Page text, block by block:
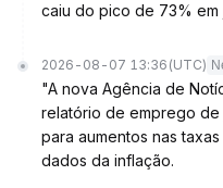
caiu do pico de 73% em
2026-08-07 13:36 (UTC)
"A nova Agência de
relatório de emprego
para aumentos nas
dados da inflação.